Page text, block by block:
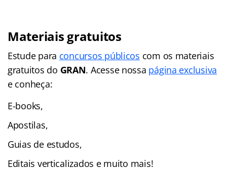
Materiais gratuitos
Estude para concursos públicos com os materiais
gratuitos do GRAN. Acesse nossa página exclusiva
e conheça:
E-books,
Apostilas,
Guias de estudos,
Editais verticalizados e muito mais!